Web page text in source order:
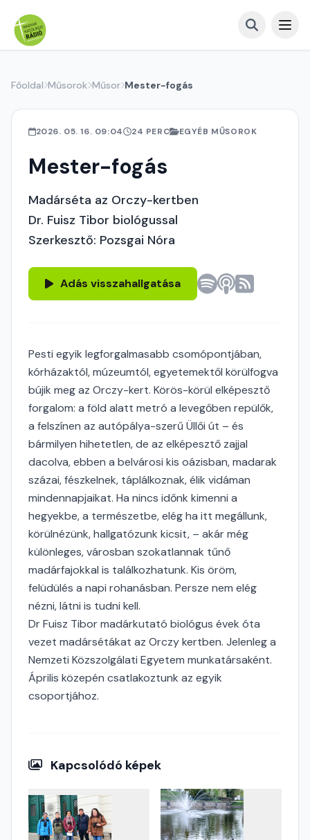
Főoldal Műsorok Műsor Mester-fogás
2026. 05. 16. 09:04 24 PERC EGYÉB MŰSOROK
Mester-fogás
Madárséta az Orczy-kertben
Dr. Fuisz Tibor biológussal
Szerkesztő: Pozsgai Nóra
Adás visszahallgatása
Pesti egyik legforgalmasabb csomópontjában,
kórházaktól, múzeumtól, egyetemektől körülfogva
bújik meg az Orczy-kert. Körös-körül elképesztő
forgalom: a föld alatt metró a levegőben repülők,
a felszínen az autópálya-szerű Üllői út – és
bármilyen hihetetlen, de az elképesztő zajjal
dacolva, ebben a belvárosi kis oázisban, madarak
százai, fészkelnek, táplálkoznak, élik vidáman
mindennapjaikat. Ha nincs időnk kimenni a
hegyekbe, a természetbe, elég ha itt megállunk,
körülnézünk, hallgatózunk kicsit, – akár még
különleges, városban szokatlannak tűnő
madárfajokkal is találkozhatunk. Kis öröm,
felüdülés a napi rohanásban. Persze nem elég
nézni, látni is tudni kell.
Dr Fuisz Tibor madárkutató biológus évek óta
vezet madársétákat az Orczy kertben. Jelenleg a
Nemzeti Közszolgálati Egyetem munkatársaként.
Április közepén csatlakoztunk az egyik
csoportjához.
Kapcsolódó képek